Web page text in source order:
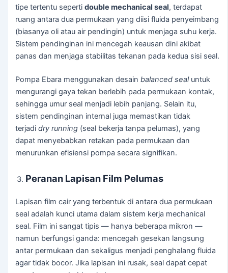
tipe tertentu sepertidouble mechanical seal, terdapat
ruang antara dua permukaan yang diisi fluida penyeimbang
(biasanya oli atau air pendingin) untuk menjaga suhu kerja.
Sistem pendinginan ini mencegah keausan dini akibat
panas dan menjaga stabilitas tekanan pada kedua sisi seal.
Pompa Ebara menggunakan desainbalanced sealuntuk
mengurangi gaya tekan berlebih pada permukaan kontak,
sehingga umur seal menjadi lebih panjang. Selain itu,
sistem pendinginan internal juga memastikan tidak
terjadidry running (seal bekerja tanpa pelumas), yang
dapat menyebabkan retakan pada permukaan dan
menurunkan efisiensi pompa secara signifikan.
Peranan Lapisan Film Pelumas
Lapisan film cair yang terbentuk di antara dua permukaan
seal adalah kunci utama dalam sistem kerja mechanical
seal. Film ini sangat tipis — hanya beberapa mikron —
namun berfungsi ganda: mencegah gesekan langsung
antar permukaan dan sekaligus menjadi penghalang fluida
agar tidak bocor. Jika lapisan ini rusak, seal dapat cepat